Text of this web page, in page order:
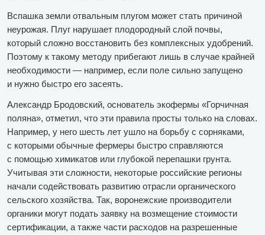
Вспашка земли отвальным плугом может стать причиной
неурожая. Плуг нарушает плодородный слой почвы,
который сложно восстановить без комплексных удобрений.
Поэтому к такому методу прибегают лишь в случае крайней
необходимости — например, если поле сильно запущено
и нужно быстро его засеять.
Александр Бродовский, основатель экофермы «Горчичная
поляна», отметил, что эти правила просты только на словах.
Например, у него шесть лет ушло на борьбу с сорняками,
с которыми обычные фермеры быстро справляются
с помощью химикатов или глубокой перепашки грунта.
Учитывая эти сложности, некоторые российские регионы
начали содействовать развитию отрасли органического
сельского хозяйства. Так, воронежские производители
органики могут подать заявку на возмещение стоимости
сертификации, а также части расходов на разрешенные